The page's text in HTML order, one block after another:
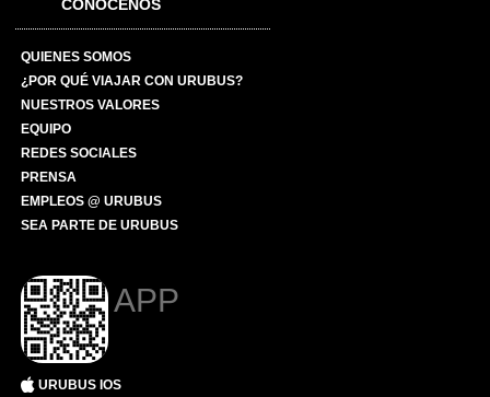
CONOCENOS
QUIENES SOMOS
¿POR QUÉ VIAJAR CON URUBUS?
NUESTROS VALORES
EQUIPO
REDES SOCIALES
PRENSA
EMPLEOS @ URUBUS
SEA PARTE DE URUBUS
APP
URUBUS IOS